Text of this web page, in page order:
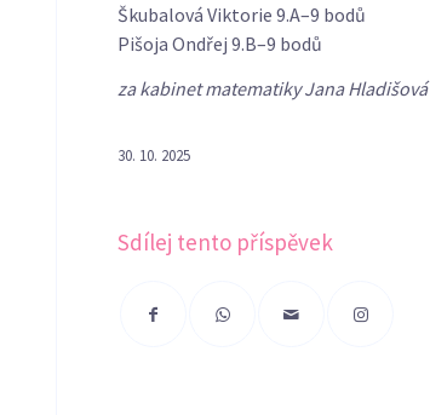
Škubalová Viktorie 9.A–9 bodů
Pišoja Ondřej 9.B–9 bodů
za kabinet matematiky Jana Hladišová
30. 10. 2025
Sdílej tento příspěvek